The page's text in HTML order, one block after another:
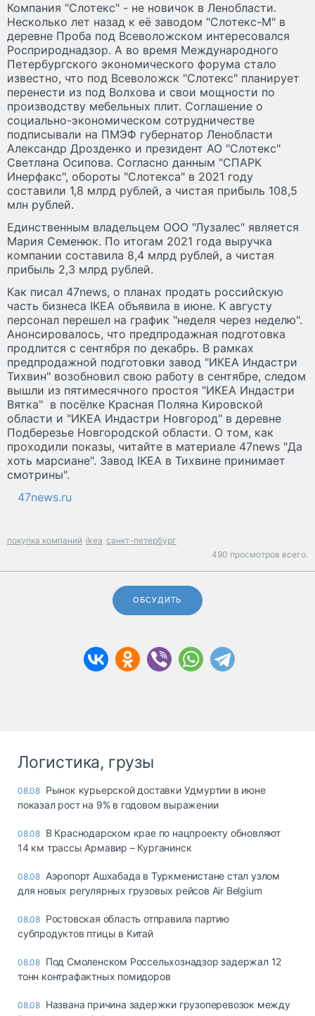
Компания "Слотекс" - не новичок в Ленобласти.
Несколько лет назад к её заводом "Слотекс-М" в
деревне Проба под Всеволожском интересовался
Росприроднадзор. А во время Международного
Петербургского экономического форума стало
известно, что под Всеволожск "Слотекс" планирует
перенести из под Волхова и свои мощности по
производству мебельных плит. Соглашение о
социально-экономическом сотрудничестве
подписывали на ПМЭФ губернатор Ленобласти
Александр Дрозденко и президент АО "Слотекс"
Светлана Осипова. Согласно данным "СПАРК
Инерфакс", обороты "Слотекса" в 2021 году
составили 1,8 млрд рублей, а чистая прибыль 108,5
млн рублей.
Единственным владельцем ООО "Лузалес" является
Мария Семенюк. По итогам 2021 года выручка
компании составила 8,4 млрд рублей, а чистая
прибыль 2,3 млрд рублей.
Как писал 47news, о планах продать российскую
часть бизнеса IKEA объявила в июне. К августу
персонал перешел на график "неделя через неделю".
Анонсировалось, что предпродажная подготовка
продлится с сентября по декабрь. В рамках
предпродажной подготовки завод "ИКЕА Индастри
Тихвин" возобновил свою работу в сентябре, следом
вышли из пятимесячного простоя "ИКЕА Индастри
Вятка" в посёлке Красная Поляна Кировской
области и "ИКЕА Индастри Новгород" в деревне
Подберезье Новгородской области. О том, как
проходили показы, читайте в материале 47news "Да
хоть марсиане". Завод IKEA в Тихвине принимает
смотрины".
47news.ru
покупка компаний ikea санкт-петербург
490 просмотров всего.
ОБСУДИТЬ
Логистика, грузы
08.08 Рынок курьерской доставки Удмуртии в июне
показал рост на 9% в годовом выражении
08.08 В Краснодарском крае по нацпроекту обновляют
14 км трассы Армавир – Курганинск
08.08 Аэропорт Ашхабада в Туркменистане стал узлом
для новых регулярных грузовых рейсов Air Belgium
08.08 Ростовская область отправила партию
субпродуктов птицы в Китай
08.08 Под Смоленском Россельхознадзор задержал 12
тонн контрафактных помидоров
08.08 Названа причина задержки грузоперевозок между